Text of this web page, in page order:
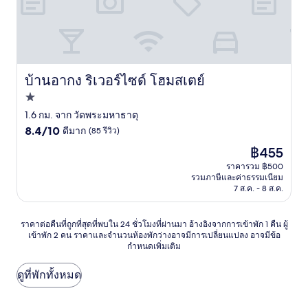
บ้านอากง ริเวอร์ไซด์ โฮมสเตย์
บ้านอากง ริเวอร์ไซด์ โฮมสเตย์
ที่พัก
1.0
ดาว
1.6 กม. จาก วัดพระมหาธาตุ
8.4
รีวิว)
8.4/10 ดีมาก (85 รีวิว)
ราคา
ปัจจุบัน
คือ
฿455
฿455
ราคารวม ฿500
รวมภาษีและค่าธรรมเนียม
7 ส.ค. - 8 ส.ค.
ราคา
ถูก
ที่สุด
ราคาต่อคืนที่ถูกที่สุดที่พบใน 24 ชั่วโมงที่ผ่านมา อ้างอิงจากการเข้าพัก 1 คืน ผู้
เข้าพัก 2 คน ราคาและจำนวนห้องพักว่างอาจมีการเปลี่ยนแปลง อาจมีข้อ
กำหนดเพิ่มเติม
ดูที่พักทั้งหมด